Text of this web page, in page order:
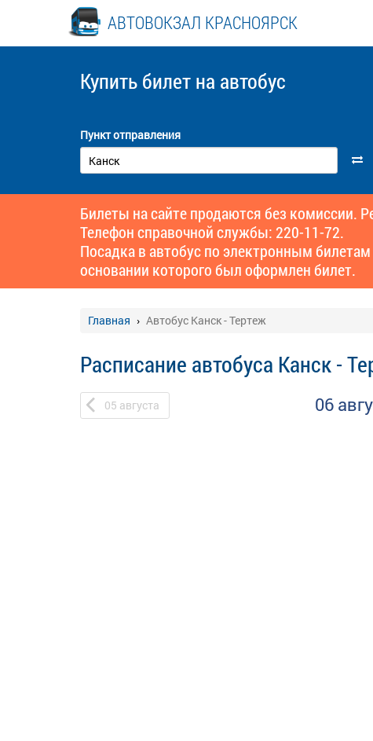
АВТОВОКЗАЛ КРАСНОЯРСК
Купить билет на автобус
Пункт отправления
Билеты на сайте продаются без комиссии.
Телефон справочной службы: 220-11-72.
Посадка в автобус по электронным
основании которого был оформлен билет.
Главная Автобус Канск - Тертеж
Расписание автобуса Канск -
05 августа 06